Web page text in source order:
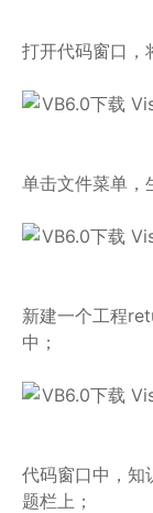
打开代码窗口，
单击文件菜单，
新建一个工程
中；
代码窗口中，知
题栏上；